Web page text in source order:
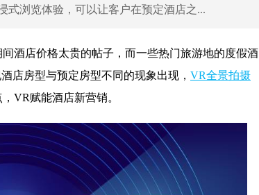
式浏览体验，可以让客户在预定酒店之...
酒店价格太贵的帖子，而一些热门旅游地的度假酒
店房型与预定房型不同的现象出现， VR全景拍摄
VR赋能酒店新营销。